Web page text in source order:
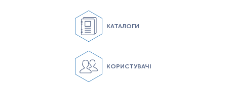
КАТАЛОГИ
КОРИСТУВАЧІ